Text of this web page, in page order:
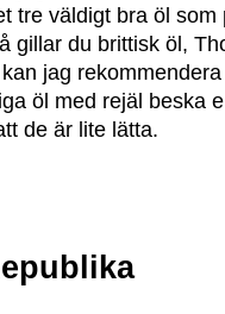
tre väldigt bra öl som
gillar du brittisk öl,
jag
öl med rejäl beska
de är lite lätta.